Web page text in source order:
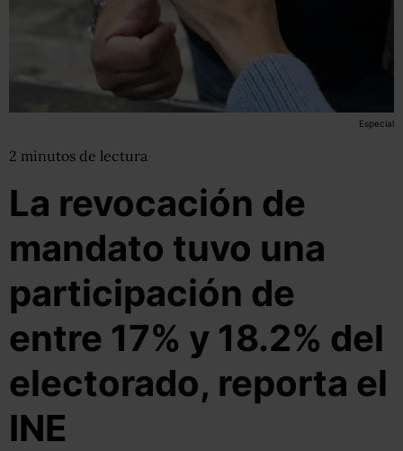
Especial
2 minutos de lectura
La revocación de
mandato tuvo una
participación de
entre 17% y 18.2% del
electorado, reporta el
INE